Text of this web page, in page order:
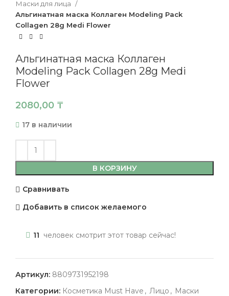
Маски для лица
Альгинатная маска Коллаген Modeling Pack
Collagen 28g Medi Flower
Альгинатная маска Коллаген
Modeling Pack Collagen 28g Medi
Flower
2080,00 ₸
17 в наличии
В КОРЗИНУ
Сравнивать
Добавить в список желаемого
11 человек смотрит этот товар сейчас!
Артикул: 8809731952198
Категории: Косметика Must Have , Лицо , Маски